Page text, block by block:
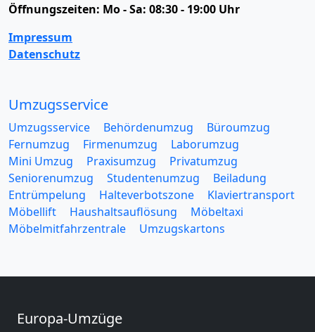
Öffnungszeiten: Mo - Sa: 08:30 - 19:00 Uhr
Impressum
Datenschutz
Umzugsservice
Umzugsservice Behördenumzug
Büroumzug
Fernumzug
Firmenumzug
Laborumzug
Mini Umzug
Praxisumzug
Privatumzug
Seniorenumzug
Studentenumzug
Beiladung
Entrümpelung
Halteverbotszone
Klaviertransport
Möbellift
Haushaltsauflösung
Möbeltaxi
Möbelmitfahrzentrale
Umzugskartons
Europa-Umzüge